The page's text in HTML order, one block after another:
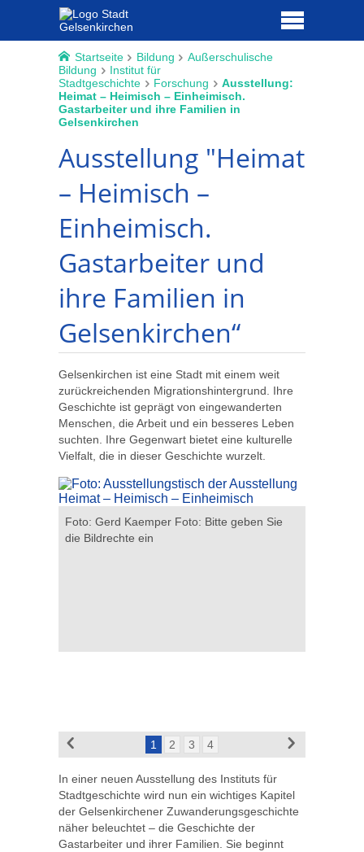
Startseite Bildung
Außerschulische
Bildung
Institut für
Stadtgeschichte
Forschung
Ausstellung:
Heimat – Heimisch – Einheimisch.
Gastarbeiter und ihre Familien in
Gelsenkirchen
Ausstellung "Heimat
– Heimisch –
Einheimisch.
Gastarbeiter und
ihre Familien in
Gelsenkirchen“
Gelsenkirchen ist eine Stadt mit einem weit
zurückreichenden Migrationshintergrund. Ihre
Geschichte ist geprägt von eingewanderten
Menschen, die Arbeit und ein besseres Leben
suchten. Ihre Gegenwart bietet eine kulturelle
Vielfalt, die in dieser Geschichte wurzelt.
Foto: Gerd Kaemper Foto: Bitte geben Sie
die Bildrechte ein
1 2 3 4
In einer neuen Ausstellung des Instituts für
Stadtgeschichte wird nun ein wichtiges Kapitel
der Gelsenkirchener Zuwanderungsgeschichte
näher beleuchtet – die Geschichte der
Gastarbeiter und ihrer Familien. Sie beginnt